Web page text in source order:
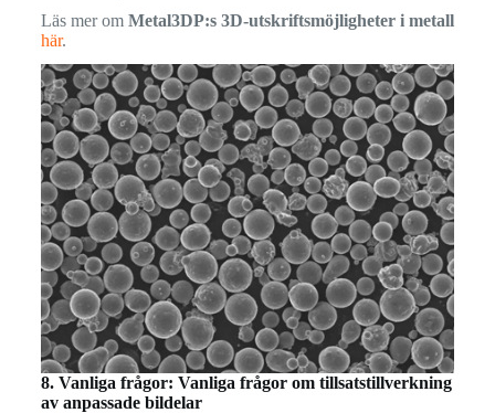
Läs mer om Metal3DP:s 3D-utskriftsmöjligheter i metall
här.
8. Vanliga frågor: Vanliga frågor om tillsatstillverkning
av anpassade bildelar